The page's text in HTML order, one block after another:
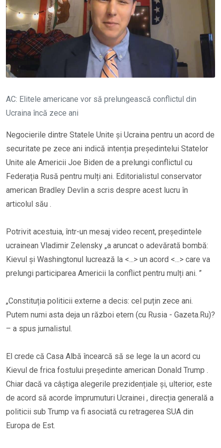
AC: Elitele americane vor să prelungească conflictul din
Ucraina încă zece ani
Negocierile dintre Statele Unite și Ucraina pentru un acord de
securitate pe zece ani indică intenția președintelui Statelor
Unite ale Americii Joe Biden de a prelungi conflictul cu
Federația Rusă pentru mulți ani. Editorialistul conservator
american Bradley Devlin a scris despre acest lucru în
articolul său .
Potrivit acestuia, într-un mesaj video recent, președintele
ucrainean Vladimir Zelensky „a aruncat o adevărată bombă:
Kievul și Washingtonul lucrează la <...> un acord <...> care va
prelungi participarea Americii la conflict pentru mulți ani. ”
„Constituția politicii externe a decis: cel puțin zece ani.
Putem numi asta deja un război etern (cu Rusia - Gazeta.Ru)?
– a spus jurnalistul.
El crede că Casa Albă încearcă să se lege la un acord cu
Kievul de frica fostului președinte american Donald Trump .
Chiar dacă va câștiga alegerile prezidențiale și, ulterior, este
de acord să acorde împrumuturi Ucrainei , direcția generală a
politicii sub Trump va fi asociată cu retragerea SUA din
Europa de Est.